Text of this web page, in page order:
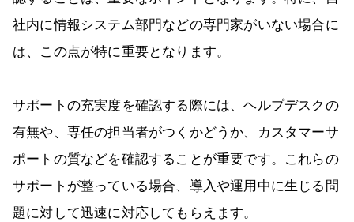
社内に情報システム部門などの専門家がいない場合に
は、この点が特に重要となります。
サポートの充実度を確認する際には、ヘルプデスクの
有無や、専任の担当者がつくかどうか、カスタマーサ
ポートの質などを確認することが重要です。これらの
サポートが整っている場合、導入や運用中に生じる問
題に対して迅速に対応してもらえます。